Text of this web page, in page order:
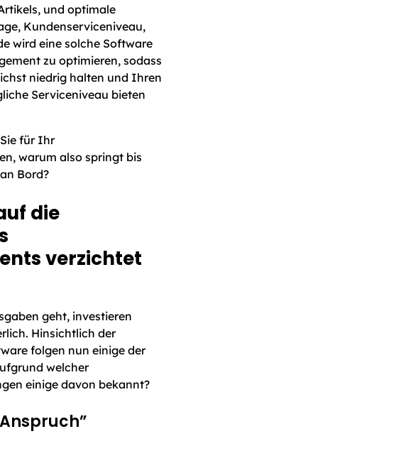
und optimale
Kundenserviceniveau,
wird eine solche Software
zu optimieren, sodass
niedrig halten und Ihren
Serviceniveau bieten
für Ihr
warum also springt bis
Bord?
die
verzichtet
geht, investieren
Hinsichtlich der
folgen nun einige der
welcher
einige davon bekannt?